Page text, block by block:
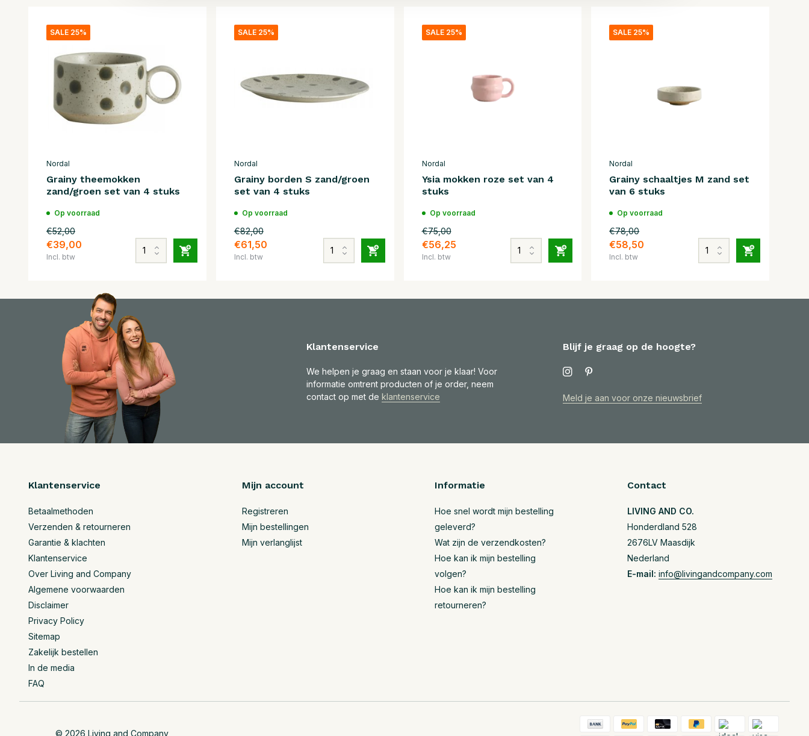
SALE 25%
Nordal
Grainy theemokken
zand/groen set van 4 stuks
Op voorraad
€52,00
€39,00
Incl. btw
SALE 25%
Nordal
Grainy borden S zand/groen
set van 4 stuks
Op voorraad
€82,00
€61,50
Incl. btw
SALE 25%
Nordal
Ysia mokken roze set van 4
stuks
Op voorraad
€75,00
€56,25
Incl. btw
SALE 25%
Nordal
Grainy schaaltjes M zand set
van 6 stuks
Op voorraad
€78,00
€58,50
Incl. btw
Klantenservice
We helpen je graag en staan voor je klaar! Voor
informatie omtrent producten of je order, neem
contact op met de klantenservice
Blijf je graag op de hoogte?
Meld je aan voor onze nieuwsbrief
Klantenservice
Betaalmethoden
Verzenden & retourneren
Garantie & klachten
Klantenservice
Over Living and Company
Algemene voorwaarden
Disclaimer
Privacy Policy
Sitemap
Zakelijk bestellen
In de media
FAQ
Mijn account
Registreren
Mijn bestellingen
Mijn verlanglijst
Informatie
Hoe snel wordt mijn bestelling
geleverd?
Wat zijn de verzendkosten?
Hoe kan ik mijn bestelling
volgen?
Hoe kan ik mijn bestelling
retourneren?
Contact
LIVING AND CO.
Honderdland 528
2676LV Maasdijk
Nederland
E-mail: info@livingandcompany.com
© 2026 Living and Company